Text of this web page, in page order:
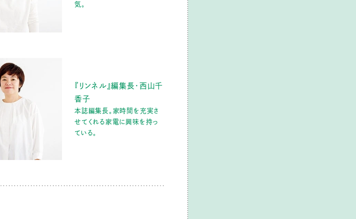
気。
『リンネル』編集長・西山千
香子
本誌編集長。家時間を充実さ
せてくれる家電に興味を持っ
ている。